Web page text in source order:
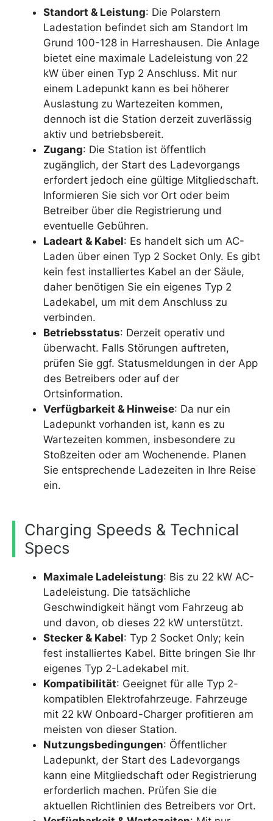
Standort & Leistung: Die Polarstern
Ladestation befindet sich am Standort Im
Grund 100-128 in Harreshausen. Die Anlage
bietet eine maximale Ladeleistung von 22
kW über einen Typ 2 Anschluss. Mit nur
einem Ladepunkt kann es bei höherer
Auslastung zu Wartezeiten kommen,
dennoch ist die Station derzeit zuverlässig
aktiv und betriebsbereit.
Zugang: Die Station ist öffentlich
zugänglich, der Start des Ladevorgangs
erfordert jedoch eine gültige Mitgliedschaft.
Informieren Sie sich vor Ort oder beim
Betreiber über die Registrierung und
eventuelle Gebühren.
Ladeart & Kabel: Es handelt sich um AC-
Laden über einen Typ 2 Socket Only. Es gibt
kein fest installiertes Kabel an der Säule,
daher benötigen Sie ein eigenes Typ 2
Ladekabel, um mit dem Anschluss zu
verbinden.
Betriebsstatus: Derzeit operativ und
überwacht. Falls Störungen auftreten,
prüfen Sie ggf. Statusmeldungen in der App
des Betreibers oder auf der
Ortsinformation.
Verfügbarkeit & Hinweise: Da nur ein
Ladepunkt vorhanden ist, kann es zu
Wartezeiten kommen, insbesondere zu
Stoßzeiten oder am Wochenende. Planen
Sie entsprechende Ladezeiten in Ihre Reise
ein.
Charging Speeds & Technical
Specs
Maximale Ladeleistung: Bis zu 22 kW AC-
Ladeleistung. Die tatsächliche
Geschwindigkeit hängt vom Fahrzeug ab
und davon, ob dieses 22 kW unterstützt.
Stecker & Kabel: Typ 2 Socket Only; kein
fest installiertes Kabel. Bitte bringen Sie Ihr
eigenes Typ 2-Ladekabel mit.
Kompatibilität: Geeignet für alle Typ 2-
kompatiblen Elektrofahrzeuge. Fahrzeuge
mit 22 kW Onboard-Charger profitieren am
meisten von dieser Station.
Nutzungsbedingungen: Öffentlicher
Ladepunkt, der Start des Ladevorgangs
kann eine Mitgliedschaft oder Registrierung
erforderlich machen. Prüfen Sie die
aktuellen Richtlinien des Betreibers vor Ort.